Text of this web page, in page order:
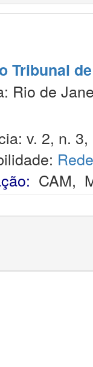
Tribunal
Rio de
v. 2, n.
CAM,